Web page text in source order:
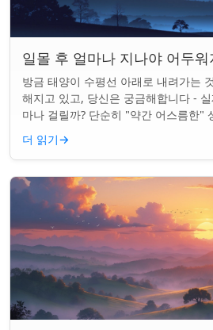
일몰 후 얼마나 지나야 어두워
방금 태양이 수평선 아래로 내려가는
해지고 있고, 당신은 궁금해합니다 -
마나 걸릴까? 단순히 "약간 어스름한"
한 밤이 되는 것. 알고 보니...
더 읽기→